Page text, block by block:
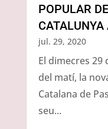
POPULAR
CATALUNYA
jul. 29, 2020
El dimecres 29
del matí, la
Catalana de
seu...